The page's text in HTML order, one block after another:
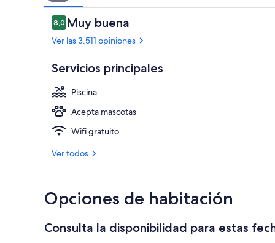
Opiniones
8,08,0 de 10
Muy buena
Ver las 3.511 opiniones
Servicios principales
Piscina
Acepta mascotas
Wifi gratuito
Ver todos
Opciones de habitación
Consulta la disponibilidad para estas